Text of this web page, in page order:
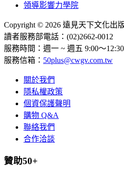
領導影響力學院
Copyright © 2026 遠見天下文化出
讀者服務部電話：(02)2662-0012
服務時間：週一 ~ 週五 9:00～
服務信箱： 50plus@cwgv.com.tw
關於我們
隱私權政策
個資保護聲明
購物 Q&A
聯絡我們
合作洽談
贊助50+